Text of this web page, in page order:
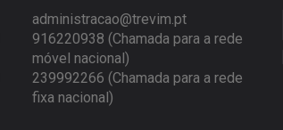
administracao@trevim.pt
916220938 (Chamada para a rede
móvel nacional)
239992266 (Chamada para a rede
fixa nacional)